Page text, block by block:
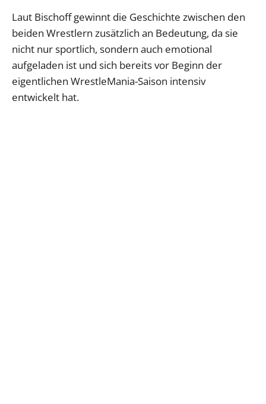
Laut Bischoff gewinnt die Geschichte zwischen den
beiden Wrestlern zusätzlich an Bedeutung, da sie
nicht nur sportlich, sondern auch emotional
aufgeladen ist und sich bereits vor Beginn der
eigentlichen WrestleMania-Saison intensiv
entwickelt hat.